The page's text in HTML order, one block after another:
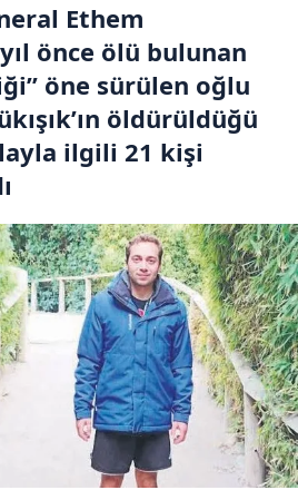
Ethem
yıl önce ölü bulunan
öne sürülen oğlu
öldürüldüğü
ilgili 21 kişi